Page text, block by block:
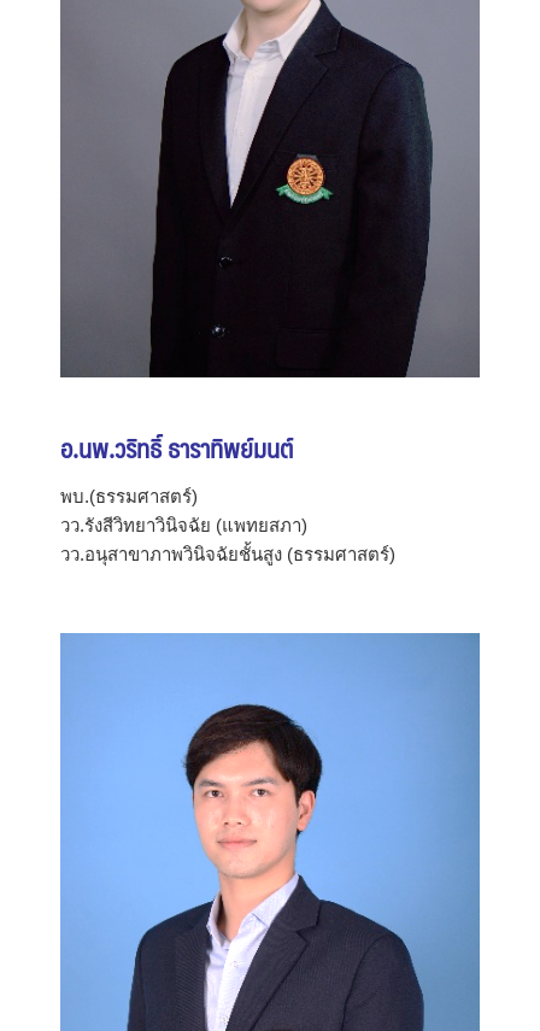
อ.นพ.วริทธิ์ ธาราทิพย์มนต์
พบ.(ธรรมศาสตร์)
วว.รังสีวิทยาวินิจฉัย (แพทยสภา)
วว.อนุสาขาภาพวินิจฉัยชั้นสูง (ธรรมศาสตร์)